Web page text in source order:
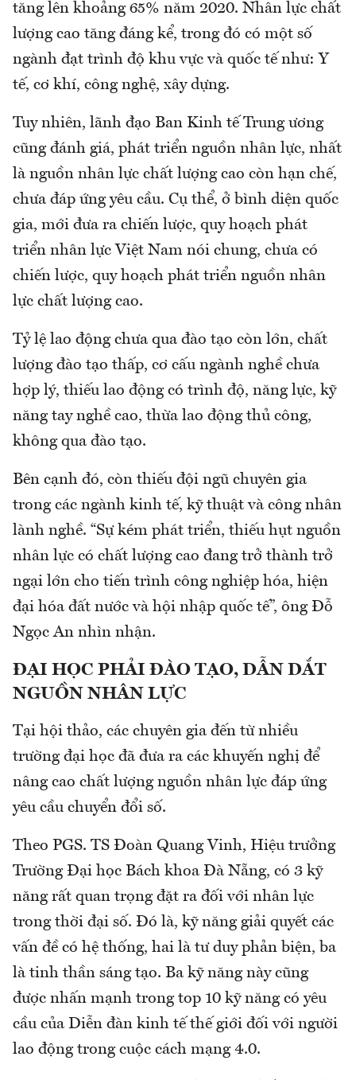
tăng lên khoảng 65% năm 2020. Nhân lực chất
lượng cao tăng đáng kể, trong đó có một số
ngành đạt trình độ khu vực và quốc tế như: Y
tế, cơ khí, công nghệ, xây dựng.
Tuy nhiên, lãnh đạo Ban Kinh tế Trung ương
cũng đánh giá, phát triển nguồn nhân lực, nhất
là nguồn nhân lực chất lượng cao còn hạn chế,
chưa đáp ứng yêu cầu. Cụ thể, ở bình diện quốc
gia, mới đưa ra chiến lược, quy hoạch phát
triển nhân lực Việt Nam nói chung, chưa có
chiến lược, quy hoạch phát triển nguồn nhân
lực chất lượng cao.
Tỷ lệ lao động chưa qua đào tạo còn lớn, chất
lượng đào tạo thấp, cơ cấu ngành nghề chưa
hợp lý, thiếu lao động có trình độ, năng lực, kỹ
năng tay nghề cao, thừa lao động thủ công,
không qua đào tạo.
Bên cạnh đó, còn thiếu đội ngũ chuyên gia
trong các ngành kinh tế, kỹ thuật và công nhân
lành nghề. “Sự kém phát triển, thiếu hụt nguồn
nhân lực có chất lượng cao đang trở thành trở
ngại lớn cho tiến trình công nghiệp hóa, hiện
đại hóa đất nước và hội nhập quốc tế”, ông Đỗ
Ngọc An nhìn nhận.
ĐẠI HỌC PHẢI ĐÀO TẠO, DẪN DẮT
NGUỒN NHÂN LỰC
Tại hội thảo, các chuyên gia đến từ nhiều
trường đại học đã đưa ra các khuyến nghị để
nâng cao chất lượng nguồn nhân lực đáp ứng
yêu cầu chuyển đổi số.
Theo PGS. TS Đoàn Quang Vinh, Hiệu trưởng
Trường Đại học Bách khoa Đà Nẵng, có 3 kỹ
năng rất quan trọng đặt ra đối với nhân lực
trong thời đại số. Đó là, kỹ năng giải quyết các
vấn đề có hệ thống, hai là tư duy phản biện, ba
là tinh thần sáng tạo. Ba kỹ năng này cũng
được nhấn mạnh trong top 10 kỹ năng có yêu
cầu của Diễn đàn kinh tế thế giới đối với người
lao động trong cuộc cách mạng 4.0.